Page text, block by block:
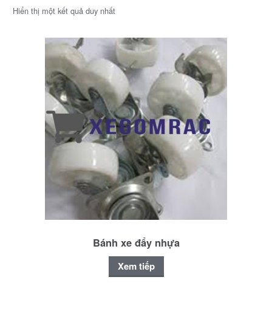
Hiển thị một kết quả duy nhất
Bánh xe đẩy nhựa
Xem tiếp